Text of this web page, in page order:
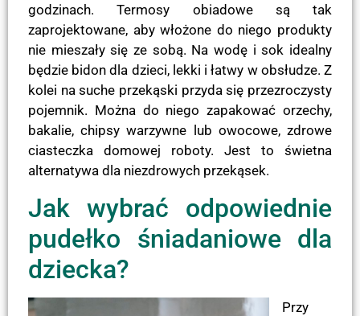
godzinach. Termosy obiadowe są tak
zaprojektowane, aby włożone do niego produkty
nie mieszały się ze sobą. Na wodę i sok idealny
będzie bidon dla dzieci, lekki i łatwy w obsłudze. Z
kolei na suche przekąski przyda się przezroczysty
pojemnik. Można do niego zapakować orzechy,
bakalie, chipsy warzywne lub owocowe, zdrowe
ciasteczka domowej roboty. Jest to świetna
alternatywa dla niezdrowych przekąsek.
Jak wybrać odpowiednie
pudełko śniadaniowe dla
dziecka?
Przy